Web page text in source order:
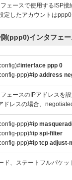
ェースで使用するISP接
定したアカウントは
(ppp0)インタフェ
interface ppp 0
ppp)#ip address
ェースのIPアドレスを設
ドレスの場合、
ppp)#ip
ppp)#ip spi-filter
ppp)#ip tcp adjust-
ド、ステートフルパケ